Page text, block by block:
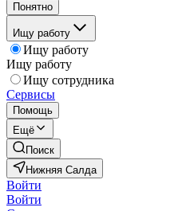
Понятно
Ищу работу
Ищу работу
Ищу работу
Ищу сотрудника
Сервисы
Помощь
Ещё
Поиск
Нижняя Салда
Войти
Войти